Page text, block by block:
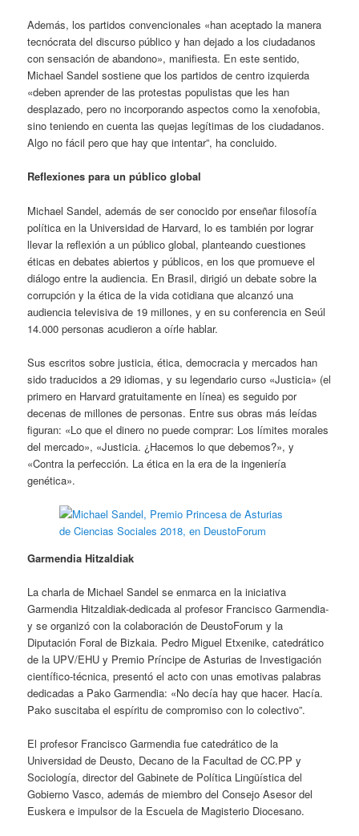
Además, los partidos convencionales «han aceptado la manera
tecnócrata del discurso público y han dejado a los ciudadanos
con sensación de abandono», manifiesta. En este sentido,
Michael Sandel sostiene que los partidos de centro izquierda
«deben aprender de las protestas populistas que les han
desplazado, pero no incorporando aspectos como la xenofobia,
sino teniendo en cuenta las quejas legítimas de los ciudadanos.
Algo no fácil pero que hay que intentar”, ha concluido.
Reflexiones para un público global
Michael Sandel, además de ser conocido por enseñar filosofía
política en la Universidad de Harvard, lo es también por lograr
llevar la reflexión a un público global, planteando cuestiones
éticas en debates abiertos y públicos, en los que promueve el
diálogo entre la audiencia. En Brasil, dirigió un debate sobre la
corrupción y la ética de la vida cotidiana que alcanzó una
audiencia televisiva de 19 millones, y en su conferencia en Seúl
14.000 personas acudieron a oírle hablar.
Sus escritos sobre justicia, ética, democracia y mercados han
sido traducidos a 29 idiomas, y su legendario curso «Justicia» (el
primero en Harvard gratuitamente en línea) es seguido por
decenas de millones de personas. Entre sus obras más leídas
figuran: «Lo que el dinero no puede comprar: Los límites morales
del mercado», «Justicia. ¿Hacemos lo que debemos?», y
«Contra la perfección. La ética en la era de la ingeniería
genética».
Garmendia Hitzaldiak
La charla de Michael Sandel se enmarca en la iniciativa
Garmendia Hitzaldiak-dedicada al profesor Francisco Garmendia-
y se organizó con la colaboración de DeustoForum y la
Diputación Foral de Bizkaia. Pedro Miguel Etxenike, catedrático
de la UPV/EHU y Premio Príncipe de Asturias de Investigación
científico-técnica, presentó el acto con unas emotivas palabras
dedicadas a Pako Garmendia: «No decía hay que hacer. Hacía.
Pako suscitaba el espíritu de compromiso con lo colectivo”.
El profesor Francisco Garmendia fue catedrático de la
Universidad de Deusto, Decano de la Facultad de CC.PP y
Sociología, director del Gabinete de Política Lingüística del
Gobierno Vasco, además de miembro del Consejo Asesor del
Euskera e impulsor de la Escuela de Magisterio Diocesano.